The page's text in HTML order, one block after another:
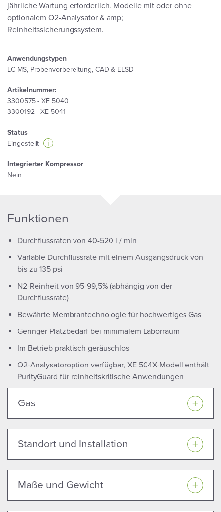
Anwendungstypen
LC-MS, Probenvorbereitung, CAD & ELSD
Artikelnummer:
3300575 - XE 5040
3300192 - XE 5041
Status
Eingestellt
i
Integrierter Kompressor
Nein
jährliche Wartung erforderlich. Modelle mit oder ohne
optionalem O2-Analysator & amp;
Reinheitssicherungssystem.
Funktionen
Durchflussraten von 40-520 l / min
Variable Durchflussrate mit einem Ausgangsdruck von
bis zu 135 psi
N2-Reinheit von 95-99,5% (abhängig von der
Durchflussrate)
Bewährte Membrantechnologie für hochwertiges Gas
Geringer Platzbedarf bei minimalem Laborraum
Im Betrieb praktisch geräuschlos
O2-Analysatoroption verfügbar, XE 504X-Modell enthält
PurityGuard für reinheitskritische Anwendungen
Gas
Standort und Installation
Maße und Gewicht